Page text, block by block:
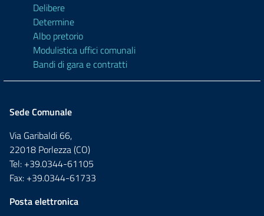
Delibere
Determine
Albo pretorio
Modulistica uffici comunali
Bandi di gara e contratti
Sede Comunale
Via Garibaldi 66,
22018 Porlezza (CO)
Tel: +39.0344-61105
Fax: +39.0344-61733
Posta elettronica